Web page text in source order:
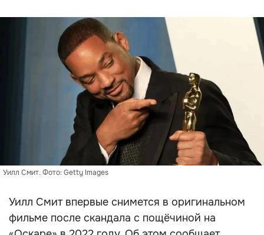
Уилл Смит. Фото: Getty Images
Уилл Смит впервые снимется в оригинальном
фильме после скандала с пощёчиной на